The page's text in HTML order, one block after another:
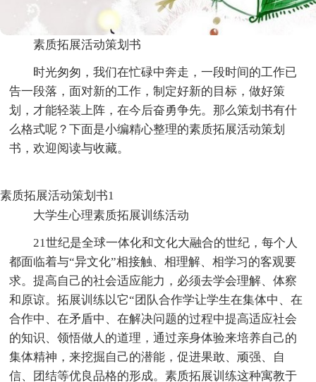
素质拓展活动策划书
时光匆匆，我们在忙碌中奔走，一段时间的工作已
告一段落，面对新的工作，制定好新的目标，做好策
划，才能轻装上阵，在今后奋勇争先。那么策划书有什
么格式呢？下面是小编精心整理的素质拓展活动策划
书，欢迎阅读与收藏。
素质拓展活动策划书1
大学生心理素质拓展训练活动
21世纪是全球一体化和文化大融合的世纪，每个人
都面临着与“异文化”相接触、相理解、相学习的客观要
求。提高自己的社会适应能力，必须去学会理解、体察
和原谅。拓展训练以它“团队合作学让学生在集体中、在
合作中、在矛盾中、在解决问题的过程中提高适应社会
的知识、领悟做人的道理，通过亲身体验来培养自己的
集体精神，来挖掘自己的潜能，促进果敢、顽强、自
信、团结等优良品格的形成。素质拓展训练这种寓教于